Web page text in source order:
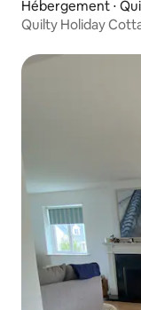
Hébergement ⋅
Quilty Holiday